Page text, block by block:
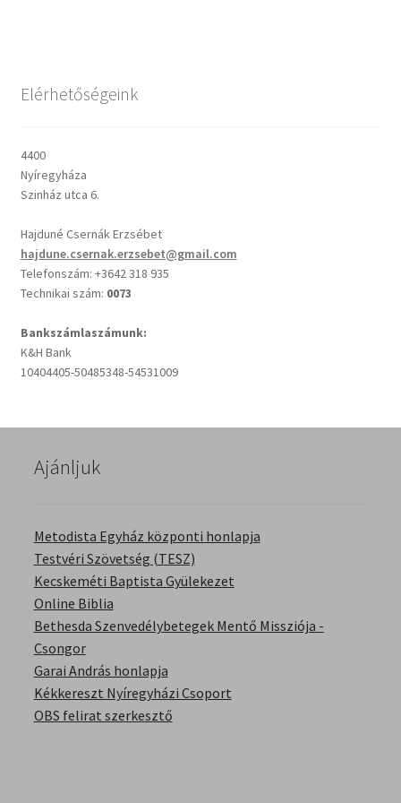
Cseri Kálmán: A kegyelem harmatja
Oswald Chambers: Krisztus mindenek felett
Mindennapi kenyerünk
Alkalmaink
Bemutatkozás
Elérhetőségek
English Bible Talks with Granville Pillar
Képek
Kitekintés
Könyvtár
Család-Házasság
Életrajzok-Regények
Elérhetőségeink
4400
Nyíregyháza
Szinház utca 6.
Hajduné Csernák Erzsébet
hajdune.csernak.erzsebet@gmail.com
Telefonszám: +3642 318 935
Technikai szám: 0073
Bankszámlaszámunk:
K&H Bank
10404405-50485348-54531009
Ajánljuk
Metodista Egyház központi honlapja
Testvéri Szövetség (TESZ)
Kecskeméti Baptista Gyülekezet
Online Biblia
Bethesda Szenvedélybetegek Mentő Missziója -
Csongor
Garai András honlapja
Kékkereszt Nyíregyházi Csoport
OBS felirat szerkesztő